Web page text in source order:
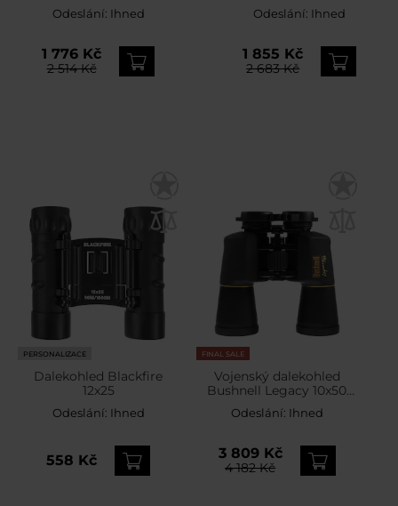
Odeslání: Ihned
1 776 Kč
2 514 Kč
Odeslání: Ihned
1 855 Kč
2 683 Kč
PERSONALIZACE
Dalekohled Blackfire
12x25
Odeslání: Ihned
558 Kč
FINAL SALE
Vojenský dalekohled
Bushnell Legacy 10x50
Odeslání: Ihned
3 809 Kč
4 182 Kč